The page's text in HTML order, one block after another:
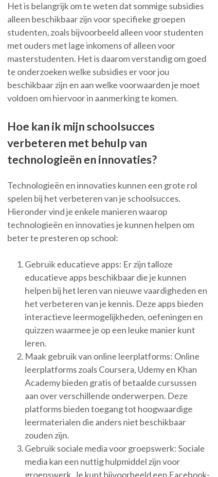
Het is belangrijk om te weten dat sommige subsidies
alleen beschikbaar zijn voor specifieke groepen
studenten, zoals bijvoorbeeld alleen voor studenten
met ouders met lage inkomens of alleen voor
masterstudenten. Het is daarom verstandig om goed
te onderzoeken welke subsidies er voor jou
beschikbaar zijn en aan welke voorwaarden je moet
voldoen om hiervoor in aanmerking te komen.
Hoe kan ik mijn schoolsucces
verbeteren met behulp van
technologieën en innovaties?
Technologieën en innovaties kunnen een grote rol
spelen bij het verbeteren van je schoolsucces.
Hieronder vind je enkele manieren waarop
technologieën en innovaties je kunnen helpen om
beter te presteren op school:
Gebruik educatieve apps: Er zijn talloze
educatieve apps beschikbaar die je kunnen
helpen bij het leren van nieuwe vaardigheden en
het verbeteren van je kennis. Deze apps bieden
interactieve leermogelijkheden, oefeningen en
quizzen waarmee je op een leuke manier kunt
leren.
Maak gebruik van online leerplatforms: Online
leerplatforms zoals Coursera, Udemy en Khan
Academy bieden gratis of betaalde cursussen
aan over verschillende onderwerpen. Deze
platforms bieden toegang tot hoogwaardige
leermaterialen die anders niet beschikbaar
zouden zijn.
Gebruik sociale media voor groepswerk: Sociale
media kan een nuttig hulpmiddel zijn voor
groepswerk. Je kunt bijvoorbeeld een Facebook-